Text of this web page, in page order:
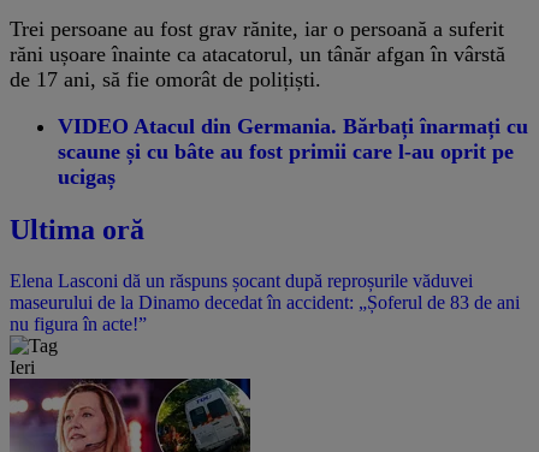
Trei persoane au fost grav rănite, iar o persoană a suferit
răni ușoare înainte ca atacatorul, un tânăr afgan în vârstă
de 17 ani, să fie omorât de polițiști.
VIDEO Atacul din Germania. Bărbați înarmați cu
scaune și cu bâte au fost primii care l-au oprit pe
ucigaș
Ultima oră
Elena Lasconi dă un răspuns șocant după reproșurile văduvei
maseurului de la Dinamo decedat în accident: „Șoferul de 83 de ani
nu figura în acte!”
Ieri